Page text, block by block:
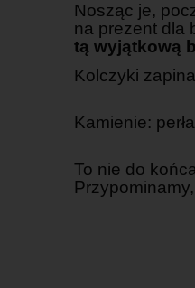
Nosząc je,
na prezent dla
tą wyjątkową
Kolczyki
Kamienie:
To nie do